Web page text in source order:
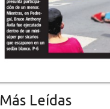
Más Leídas